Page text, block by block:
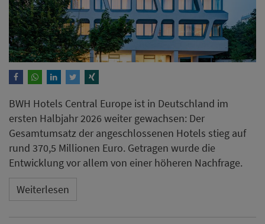
BWH Hotels Central Europe ist in Deutschland im
ersten Halbjahr 2026 weiter gewachsen: Der
Gesamtumsatz der angeschlossenen Hotels stieg auf
rund 370,5 Millionen Euro. Getragen wurde die
Entwicklung vor allem von einer höheren Nachfrage.
Weiterlesen